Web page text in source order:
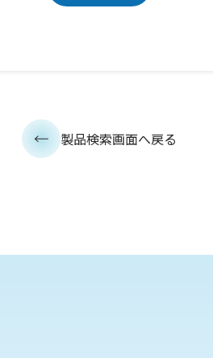
製品検索画面へ戻る